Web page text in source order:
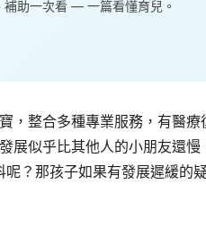
助一次看 — 一篇看懂育兒。
，整合多種專業服務，有醫
展似乎比其他人的小朋友還
？那孩子如果有發展遲緩的